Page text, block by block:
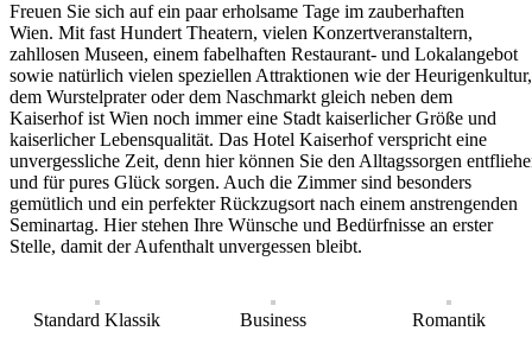
Freuen Sie sich auf ein paar erholsame Tage im zauberhaften
Wien. Mit fast Hundert Theatern, vielen Konzertveranstaltern,
zahllosen Museen, einem fabelhaften Restaurant- und Lokalangebot
sowie natürlich vielen speziellen Attraktionen wie der Heurigenkultur,
dem Wurstelprater oder dem Naschmarkt gleich neben dem
Kaiserhof ist Wien noch immer eine Stadt kaiserlicher Größe und
kaiserlicher Lebensqualität. Das Hotel Kaiserhof verspricht eine
unvergessliche Zeit, denn hier können Sie den Alltagssorgen
und für pures Glück sorgen. Auch die Zimmer sind besonders
gemütlich und ein perfekter Rückzugsort nach einem anstrengenden
Seminartag. Hier stehen Ihre Wünsche und Bedürfnisse an erster
Stelle, damit der Aufenthalt unvergessen bleibt.
Standard Klassik Business Romantik